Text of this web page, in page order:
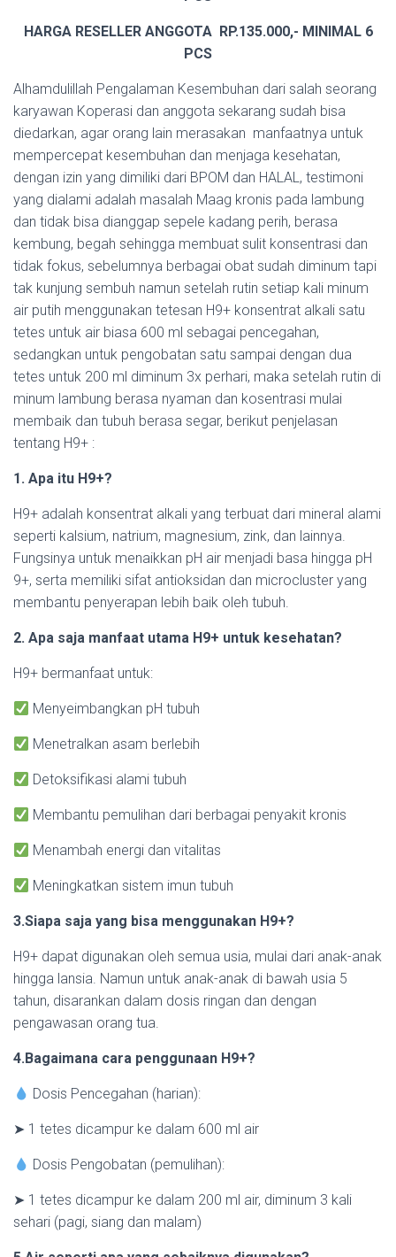
HARGA RESELLER ANGGOTA RP.135.000,- MINIMAL 6
PCS
Alhamdulillah Pengalaman Kesembuhan dari salah seorang
karyawan Koperasi dan anggota sekarang sudah bisa
diedarkan, agar orang lain merasakan manfaatnya untuk
mempercepat kesembuhan dan menjaga kesehatan,
dengan izin yang dimiliki dari BPOM dan HALAL, testimoni
yang dialami adalah masalah Maag kronis pada lambung
dan tidak bisa dianggap sepele kadang perih, berasa
kembung, begah sehingga membuat sulit konsentrasi dan
tidak fokus, sebelumnya berbagai obat sudah diminum tapi
tak kunjung sembuh namun setelah rutin setiap kali minum
air putih menggunakan tetesan H9+ konsentrat alkali satu
tetes untuk air biasa 600 ml sebagai pencegahan,
sedangkan untuk pengobatan satu sampai dengan dua
tetes untuk 200 ml diminum 3x perhari, maka setelah rutin di
minum lambung berasa nyaman dan kosentrasi mulai
membaik dan tubuh berasa segar, berikut penjelasan
tentang H9+ :
1. Apa itu H9+?
H9+ adalah konsentrat alkali yang terbuat dari mineral alami
seperti kalsium, natrium, magnesium, zink, dan lainnya.
Fungsinya untuk menaikkan pH air menjadi basa hingga pH
9+, serta memiliki sifat antioksidan dan microcluster yang
membantu penyerapan lebih baik oleh tubuh.
2. Apa saja manfaat utama H9+ untuk kesehatan?
H9+ bermanfaat untuk:
Menyeimbangkan pH tubuh
Menetralkan asam berlebih
Detoksifikasi alami tubuh
Membantu pemulihan dari berbagai penyakit kronis
Menambah energi dan vitalitas
Meningkatkan sistem imun tubuh
3.Siapa saja yang bisa menggunakan H9+?
H9+ dapat digunakan oleh semua usia, mulai dari anak-anak
hingga lansia. Namun untuk anak-anak di bawah usia 5
tahun, disarankan dalam dosis ringan dan dengan
pengawasan orang tua.
4.Bagaimana cara penggunaan H9+?
Dosis Pencegahan (harian):
➤ 1 tetes dicampur ke dalam 600 ml air
Dosis Pengobatan (pemulihan):
➤ 1 tetes dicampur ke dalam 200 ml air, diminum 3 kali
sehari (pagi, siang dan malam)